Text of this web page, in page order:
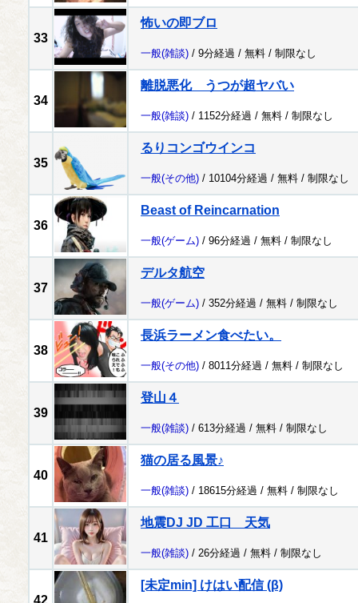
33
怖いの即ブロ
一般(雑談) / 9分経過 / 無料 / 制限なし
34
離脱悪化 うつが超ヤバい
一般(雑談) / 1152分経過 / 無料 / 制限なし
35
るりコンゴウインコ
一般(その他) / 10104分経過 / 無料 / 制限なし
36
Beast of Reincarnation
一般(ゲーム) / 96分経過 / 無料 / 制限なし
37
デルタ航空
一般(ゲーム) / 352分経過 / 無料 / 制限なし
38
長浜ラーメン食べたい。
一般(その他) / 8011分経過 / 無料 / 制限なし
39
登山４
一般(雑談) / 613分経過 / 無料 / 制限なし
40
猫の居る風景♪
一般(雑談) / 18615分経過 / 無料 / 制限なし
41
地震DJ JD 工口 天気
一般(雑談) / 26分経過 / 無料 / 制限なし
42
[未定min] けはい配信 (β)